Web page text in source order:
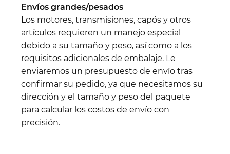
Envíos grandes/pesados
Los motores, transmisiones, capós y otros
artículos requieren un manejo especial
debido a su tamaño y peso, así como a los
requisitos adicionales de embalaje. Le
enviaremos un presupuesto de envío tras
confirmar su pedido, ya que necesitamos su
dirección y el tamaño y peso del paquete
para calcular los costos de envío con
precisión.